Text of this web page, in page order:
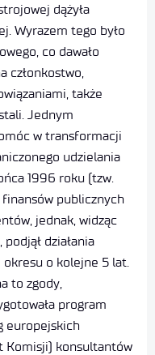
dążyła
Wyrazem tego było
co dawało
członkostwo,
także
Jednym
w transformacji
udzielania
1996 roku (tzw.
publicznych
jednak, widząc
działania
okresu o kolejne 5 lat.
to zgody,
program
europejskich
Komisji) konsultantów